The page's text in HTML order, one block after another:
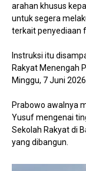
arahan khusus
untuk segera
terkait penyediaan
Instruksi itu
Rakyat Menengah
Minggu, 7 Juni 2026.
Prabowo awalnya
Yusuf mengenai
Sekolah Rakyat di
yang dibangun.